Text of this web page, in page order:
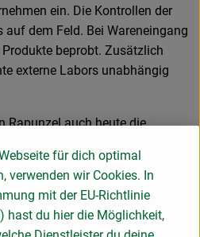
ein. Die Kontrollen der
auf dem Feld. Bei Wareneingang
beprobt. Zusätzlich
externe Labors unabhängig
Rapunzel auch heute die
Herzen. Besuche vor Ort,
Ingenieure und der rege
die einwandfreie Qualität der
- vom Feld bis zum
für dich optimal
verwenden wir Cookies. In
mit der EU-Richtlinie
hast du hier die Möglichkeit,